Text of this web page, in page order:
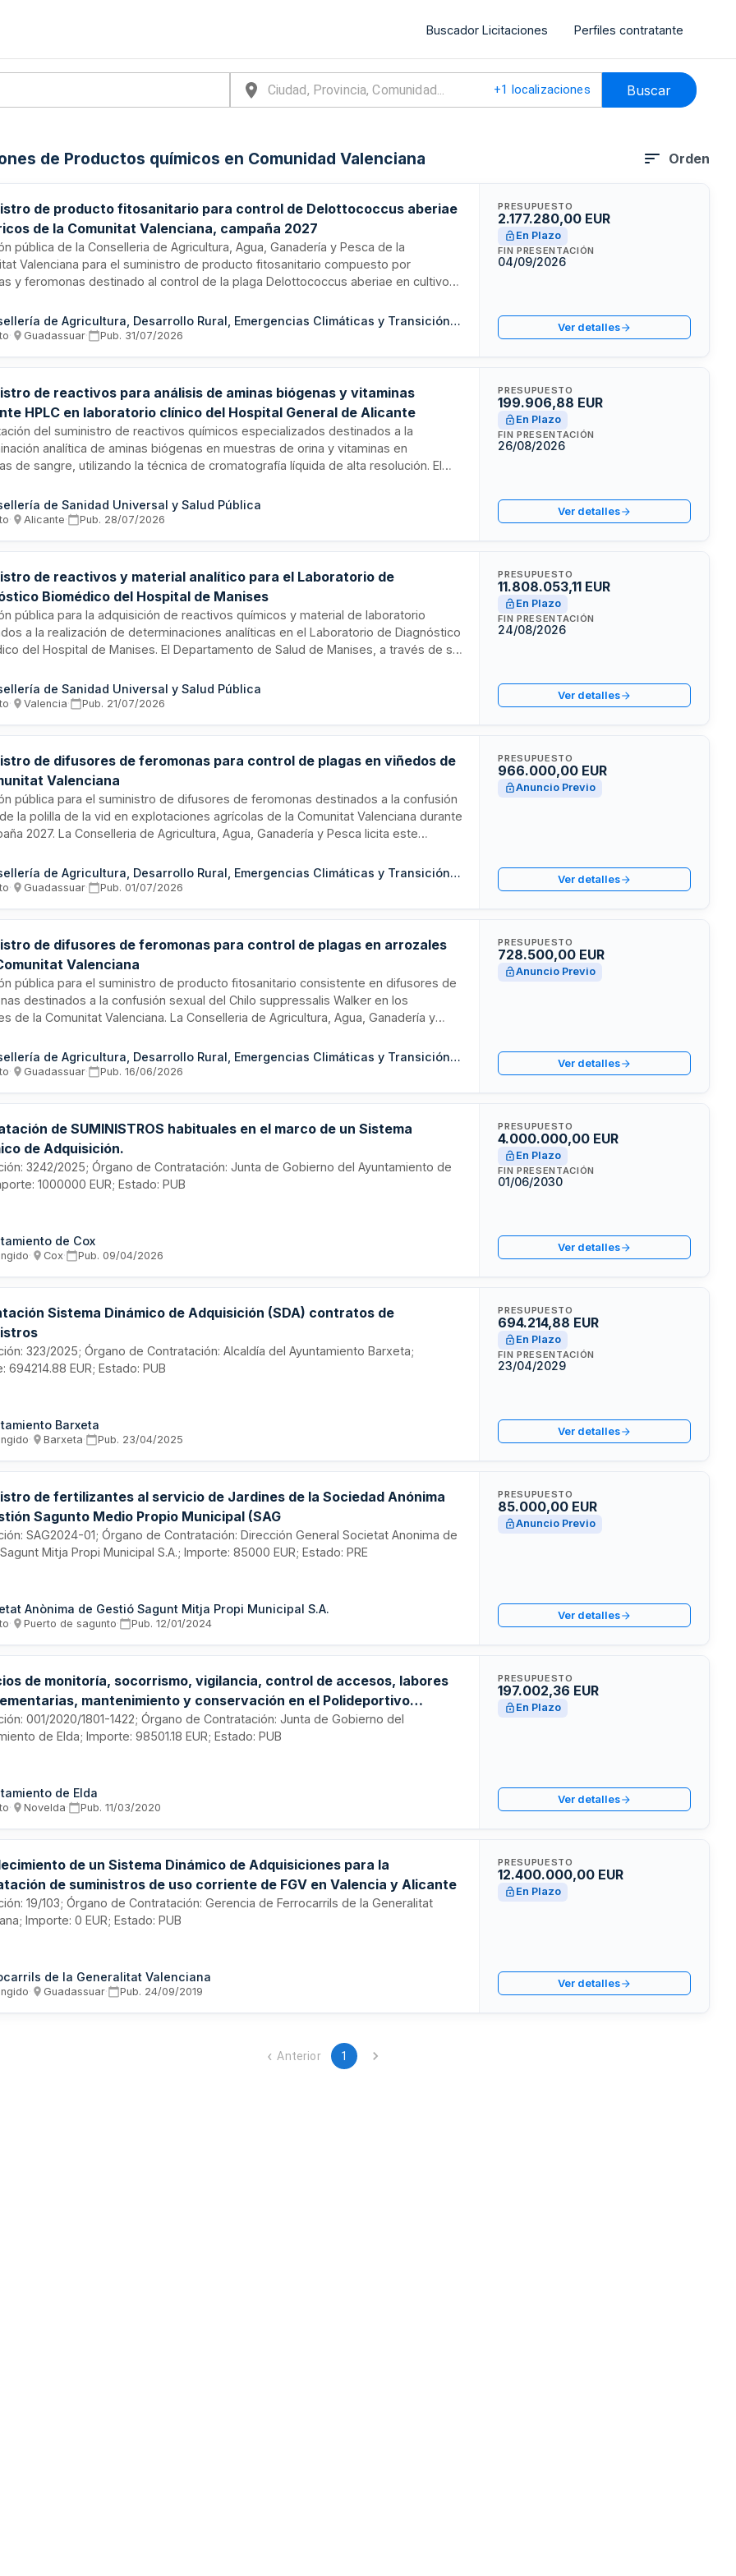
Buscador Licitaciones Perfiles contratante
+1 localizaciones Buscar
de Productos químicos en Comunidad Valenciana Orden
de producto fitosanitario para control de Delottococcus aberiae
de la Comunitat Valenciana, campaña 2027
pública de la Conselleria de Agricultura, Agua, Ganadería y Pesca de la
Valenciana para el suministro de producto fitosanitario compuesto por
y feromonas destinado al control de la plaga Delottococcus aberiae en cultivos
y tiene un presupuesto de más de dos millones de euros. Este suministro
para la protección fitosanitaria de la producción cítrica valenciana y forma
Consellería de Agricultura, Desarrollo Rural, Emergencias Climáticas y Transición Ecológica
· Guadassuar· Pub. 31/07/2026
PRESUPUESTO
2.177.280,00 EUR
En Plazo
FIN PRESENTACIÓN
04/09/2026
Ver detalles
de reactivos para análisis de aminas biógenas y vitaminas
HPLC en laboratorio clínico del Hospital General de Alicante
del suministro de reactivos químicos especializados destinados a la
analítica de aminas biógenas en muestras de orina y vitaminas en
de sangre, utilizando la técnica de cromatografía líquida de alta resolución. El
Alicante, dependiente del Hospital General. Los reactivos son insumos
para la prestación de servicios de diagnóstico clínico y laboratorio.
de Sanidad Universal y Salud Pública
· Alicante· Pub. 28/07/2026
PRESUPUESTO
199.906,88 EUR
En Plazo
FIN PRESENTACIÓN
26/08/2026
Ver detalles
de reactivos y material analítico para el Laboratorio de
Biomédico del Hospital de Manises
pública para la adquisición de reactivos químicos y material de laboratorio
a la realización de determinaciones analíticas en el Laboratorio de Diagnóstico
del Hospital de Manises. El Departamento de Salud de Manises, a través de su
continuo de productos y reactivos necesarios para las pruebas diagnósticas
hospitalizados y ambulatorios. El contrato incluye reactivos de análisis
de Sanidad Universal y Salud Pública
· Valencia· Pub. 21/07/2026
PRESUPUESTO
11.808.053,11 EUR
En Plazo
FIN PRESENTACIÓN
24/08/2026
Ver detalles
de difusores de feromonas para control de plagas en viñedos de
Valenciana
pública para el suministro de difusores de feromonas destinados a la confusión
la polilla de la vid en explotaciones agrícolas de la Comunitat Valenciana durante
2027. La Conselleria de Agricultura, Agua, Ganadería y Pesca licita este
de confusión sexual, método ecológico alternativo a los pesticidas químicos. El
se distribuirá en la región para apoyar la sostenibilidad agrícola y la producción
Consellería de Agricultura, Desarrollo Rural, Emergencias Climáticas y Transición Ecológica
· Guadassuar· Pub. 01/07/2026
PRESUPUESTO
966.000,00 EUR
Anuncio Previo
Ver detalles
de difusores de feromonas para control de plagas en arrozales
Valenciana
pública para el suministro de producto fitosanitario consistente en difusores de
destinados a la confusión sexual del Chilo suppressalis Walker en los
de la Comunitat Valenciana. La Conselleria de Agricultura, Agua, Ganadería y
con el objetivo de proteger las cosechas de arroz mediante métodos de lucha
basados en técnicas de confusión sexual, evitando el uso de insecticidas
Consellería de Agricultura, Desarrollo Rural, Emergencias Climáticas y Transición Ecológica
· Guadassuar· Pub.16/06/2026
PRESUPUESTO
728.500,00 EUR
Anuncio Previo
Ver detalles
de SUMINISTROS habituales en el marco de un Sistema
de Adquisición.
3242/2025; Órgano de Contratación: Junta de Gobierno del Ayuntamiento de
1000000 EUR; Estado: PUB
de Cox
· Cox· Pub. 09/04/2026
PRESUPUESTO
4.000.000,00 EUR
En Plazo
FIN PRESENTACIÓN
01/06/2030
Ver detalles
Sistema Dinámico de Adquisición (SDA) contratos de
323/2025; Órgano de Contratación: Alcaldía del Ayuntamiento Barxeta;
694214.88 EUR; Estado: PUB
Barxeta
· Barxeta· Pub. 23/04/2025
PRESUPUESTO
694.214,88 EUR
En Plazo
FIN PRESENTACIÓN
23/04/2029
Ver detalles
de fertilizantes al servicio de Jardines de la Sociedad Anónima
Sagunto Medio Propio Municipal (SAG
SAG2024-01; Órgano de Contratación: Dirección General Societat Anonima de
Mitja Propi Municipal S.A.; Importe: 85000 EUR; Estado: PRE
Anònima de Gestió Sagunt Mitja Propi Municipal S.A.
· Puerto de sagunto· Pub.12/01/2024
PRESUPUESTO
85.000,00 EUR
Anuncio Previo
Ver detalles
de monitoría, socorrismo, vigilancia, control de accesos, labores
mantenimiento y conservación en el Polideportivo
San Crispín y Piscinas municipales, así como el suministro de
químicos para las mismas, durante el periodo veraniego 2020.
001/2020/1801-1422; Órgano de Contratación: Junta de Gobierno del
de Elda; Importe: 98501.18 EUR; Estado: PUB
de Elda
· Novelda· Pub.11/03/2020
PRESUPUESTO
197.002,36 EUR
En Plazo
Ver detalles
de un Sistema Dinámico de Adquisiciones para la
de suministros de uso corriente de FGV en Valencia y Alicante
19/103; Órgano de Contratación: Gerencia de Ferrocarrils de la Generalitat
Importe: 0 EUR; Estado: PUB
de la Generalitat Valenciana
· Guadassuar· Pub. 24/09/2019
PRESUPUESTO
12.400.000,00 EUR
En Plazo
Ver detalles
Anterior 1